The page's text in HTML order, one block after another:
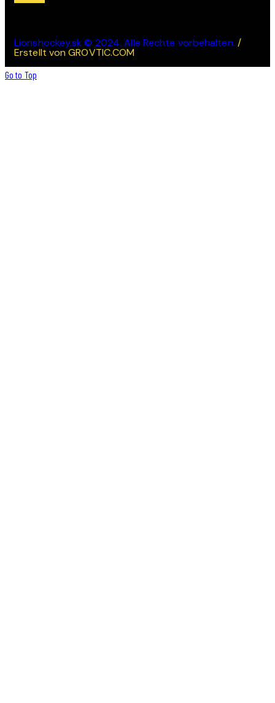
Lionshockey.sk © 2024. Alle Rechte vorbehalten. /
Erstellt von GROVTIC.COM
Go to Top